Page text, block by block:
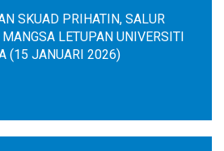
SKUAD PRIHATIN, SALUR
LETUPAN UNIVERSITI
(15 JANUARI 2026)